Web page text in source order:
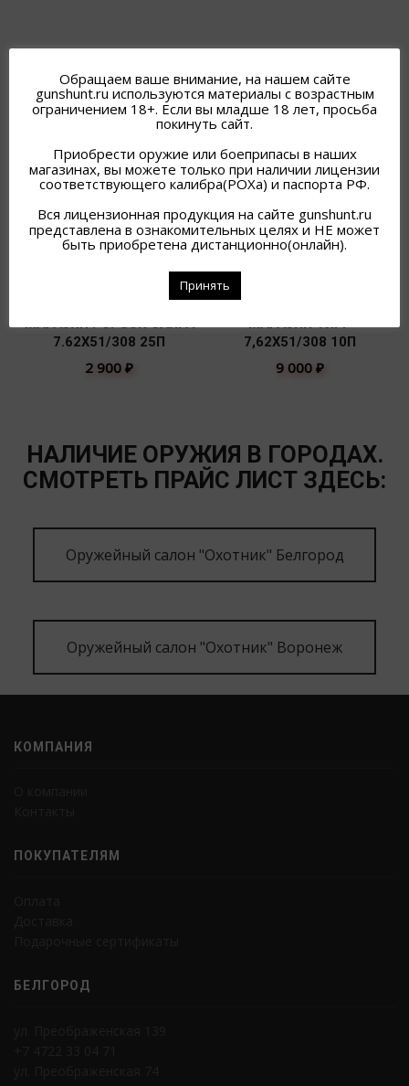
ПОХОЖИЕ ТОВАРЫ
МАГАЗИН PUFGUN САЙГА
7.62Х51/308 25П
2 900 ₽
МАГАЗИН ТИГР
7,62Х51/308 10П
9 000 ₽
НАЛИЧИЕ ОРУЖИЯ В ГОРОДАХ.
СМОТРЕТЬ ПРАЙС ЛИСТ ЗДЕСЬ:
Оружейный салон "Охотник" Белгород
Оружейный салон "Охотник" Воронеж
КОМПАНИЯ
ПОКУПАТЕЛЯМ
БЕЛГОРОД
Обращаем ваше внимание, на нашем сайте
gunshunt.ru используются материалы с возрастным
ограничением 18+. Если вы младше 18 лет, просьба
покинуть сайт.
Приобрести оружие или боеприпасы в наших
магазинах, вы можете только при наличии лицензии
соответствующего калибра(РОХа) и паспорта РФ.
Вся лицензионная продукция на сайте gunshunt.ru
представлена в ознакомительных целях и НЕ может
быть приобретена дистанционно(онлайн).
Принять